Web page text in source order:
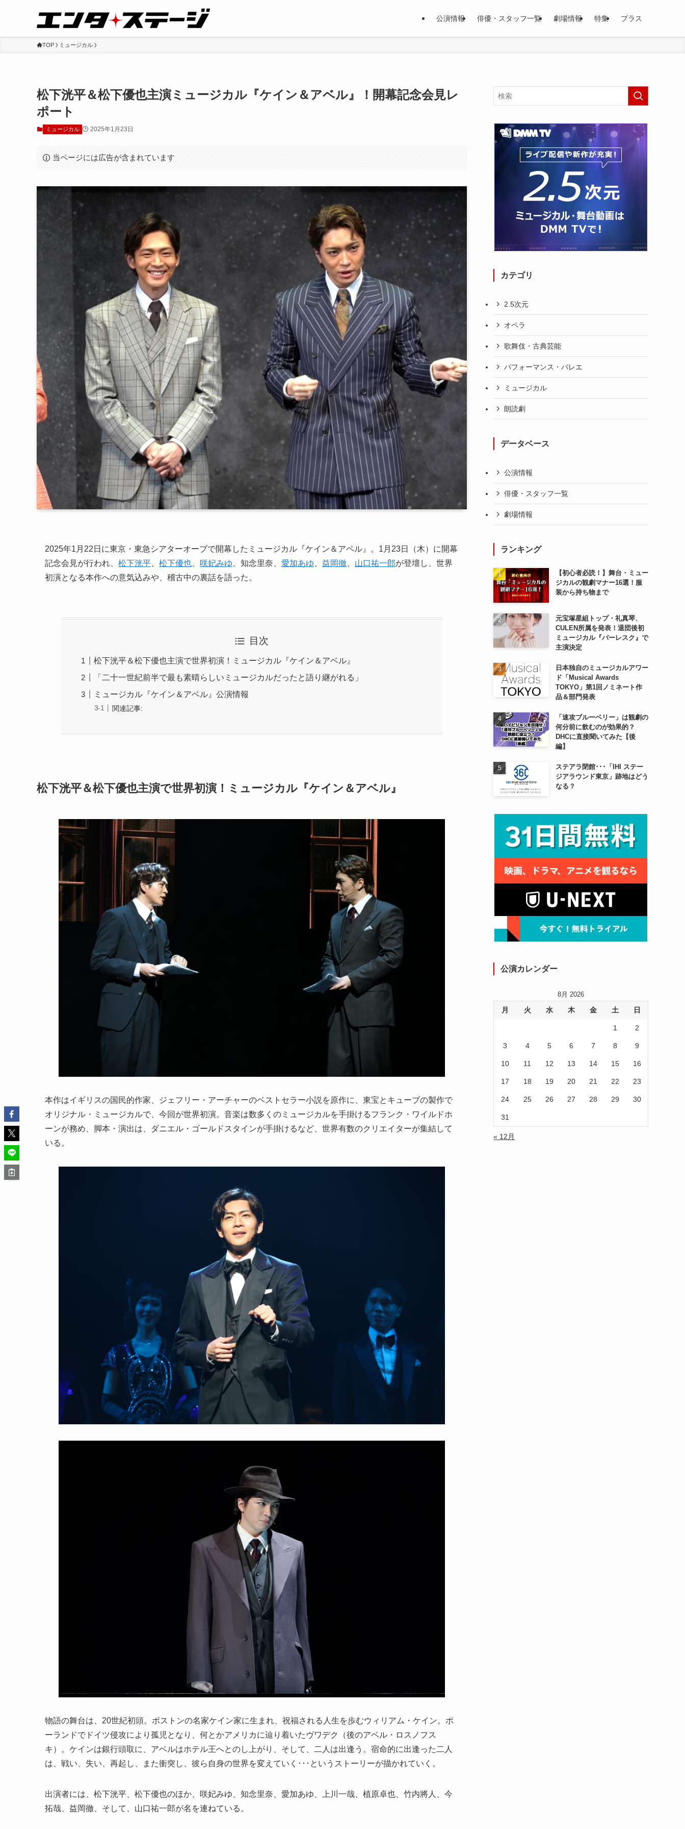
公演情報 俳優・スタッフ一覧 劇場情報 特集 プラス
TOP ミュージカル
松下洸平＆松下優也主演ミュージカル『ケイン＆アベル』！開幕記念会見レ
ポート
ミュージカル 2025年1月23日
当ページには広告が含まれています
2025年1月22日に東京・東急シアターオーブで開幕したミュージカル『ケイン＆アベル』。1月23日（木）に開幕
記念会見が行われ、 松下洸平 松下優也 咲妃みゆ 、知念里奈、 愛加あゆ 益岡徹 山口祐一郎が登壇し、世界
初演となる本作への意気込みや、稽古中の裏話を語った。
目次
松下洸平＆松下優也主演で世界初演！ミュージカル『ケイン＆アベル』
「二十一世紀前半で最も素晴らしいミュージカルだったと語り継がれる」
ミュージカル『ケイン＆アベル』公演情報
関連記事:
松下洸平＆松下優也主演で世界初演！ミュージカル『ケイン＆アベル』
本作はイギリスの国民的作家、ジェフリー・アーチャーのベストセラー小説を原作に、東宝とキューブの製作で
オリジナル・ミュージカルで、今回が世界初演。音楽は数多くのミュージカルを手掛けるフランク・ワイルドホ
ーンが務め、脚本・演出は、ダニエル・ゴールドスタインが手掛けるなど、世界有数のクリエイターが集結して
いる。
物語の舞台は、20世紀初頭。ボストンの名家ケイン家に生まれ、祝福される人生を歩むウィリアム・ケイン。ポ
ーランドでドイツ侵攻により孤児となり、何とかアメリカに辿り着いたヴワデク（後のアベル・ロスノフス
キ）。ケインは銀行頭取に、アベルはホテル王へとのし上がり、そして、二人は出逢う。宿命的に出逢った二人
は、戦い、失い、再起し、また衝突し、彼ら自身の世界を変えていく･･･というストーリーが描かれていく。
出演者には、松下洸平、松下優也のほか、咲妃みゆ、知念里奈、愛加あゆ、上川一哉、植原卓也、竹内將人、今
拓哉、益岡徹、そして、山口祐一郎が名を連ねている。
カテゴリ
2.5次元
オペラ
歌舞伎・古典芸能
パフォーマンス・バレエ
ミュージカル
朗読劇
データベース
公演情報
俳優・スタッフ一覧
劇場情報
ランキング
【初心者必読！】舞台・ミュー
ジカルの観劇マナー16選！服
装から持ち物まで
元宝塚星組トップ・礼真琴、
CULEN所属を発表！退団後初
ミュージカル『バーレスク』で
主演決定
日本独自のミュージカルアワー
ド「Musical Awards
TOKYO」第1回ノミネート作
品＆部門発表
「速攻ブルーベリー」は観劇の
何分前に飲むのが効果的？
DHCに直接聞いてみた【後
編】
ステアラ閉館･･･「IHI ステー
ジアラウンド東京」跡地はどう
なる？
公演カレンダー
8月 2026
月 火 水 木 金 土 日
1 2
3 4 5 6 7 8 9
10 11 12 13 14 15 16
17 18 19 20 21 22 23
24 25 26 27 28 29 30
31
« 12月